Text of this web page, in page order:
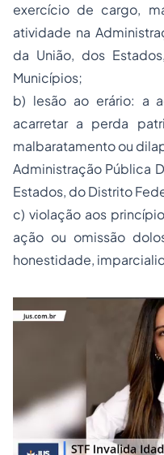
exercício de cargo,
atividade na
da União, dos
Municípios;
b) lesão ao erário: a
acarretar a perda
malbaratamento ou
Administração Pública
Estados, do Distrito
c) violação aos
ação ou omissão
honestidade,